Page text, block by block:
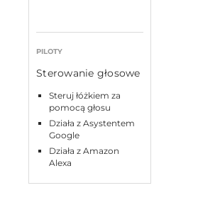
PILOTY
Sterowanie głosowe
Steruj łóżkiem za
pomocą głosu
Działa z Asystentem
Google
Działa z Amazon
Alexa